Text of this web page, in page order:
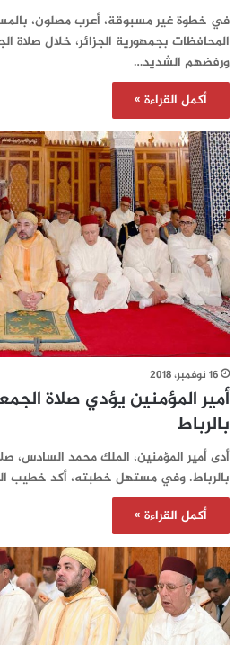
في خطوة غير مسبوقة، أعرب مصلون،
المحافظات بجمهورية الجزائر، خلال صلاة
ورفضهم الشديد…
أكمل القراءة »
16 نوفمبر، 2018
أمير المؤمنين يؤدي صلاة
بالرباط
أدى أمير المؤمنين، الملك محمد
بالرباط. وفي مستهل خطبته، أكد خطيب
أكمل القراءة »